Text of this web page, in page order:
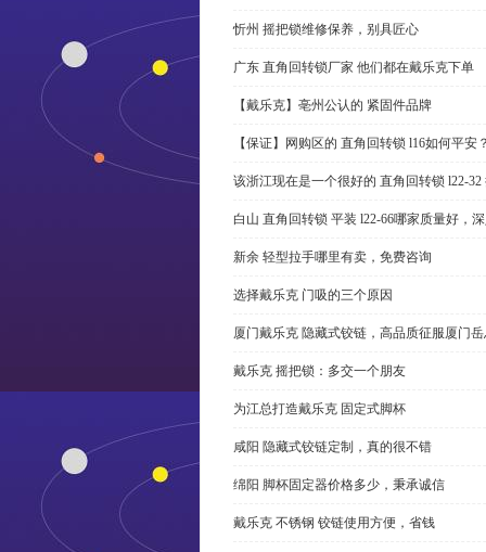
忻州 摇把锁维修保养，别具匠心
广东 直角回转锁厂家 他们都在戴乐克下单
【戴乐克】亳州公认的 紧固件品牌
【保证】网购区的 直角回转锁 l16如何平安
该浙江现在是一个很好的 直角回转锁 l22-
白山 直角回转锁 平装 l22-66哪家质量好，
新余 轻型拉手哪里有卖，免费咨询
选择戴乐克 门吸的三个原因
厦门戴乐克 隐藏式铰链，高品质征服厦门
戴乐克 摇把锁：多交一个朋友
为江总打造戴乐克 固定式脚杯
咸阳 隐藏式铰链定制，真的很不错
绵阳 脚杯固定器价格多少，秉承诚信
戴乐克 不锈钢 铰链使用方便，省钱